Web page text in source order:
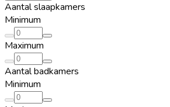
Aantal slaapkamers
Minimum
Maximum
Aantal badkamers
Minimum